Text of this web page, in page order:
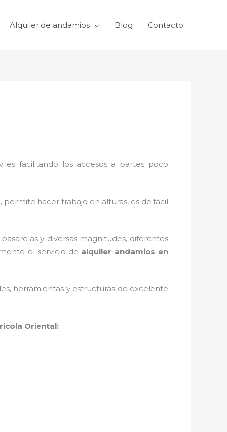
Alquiler de andamios Blog Contacto
facilitando los accesos a partes poco
hacer trabajo en alturas, es de fácil
y diversas magnitudes, diferentes
el servicio de alquiler andamios en
herramientas y estructuras de excelente
Oriental: